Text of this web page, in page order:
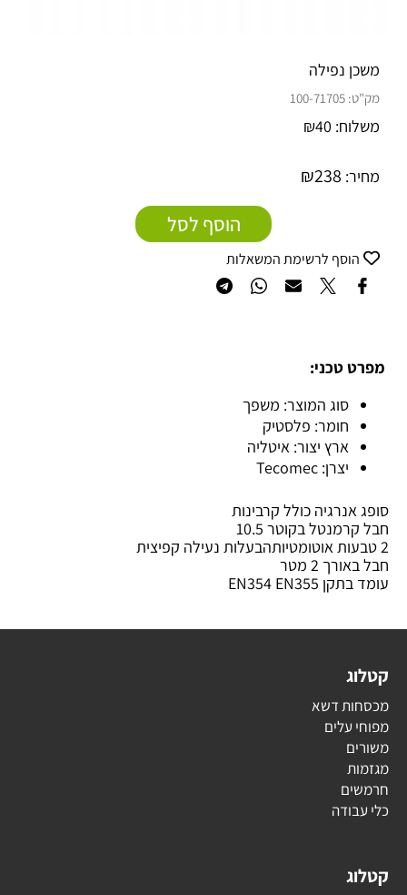
משכן נפילה
מק"ט: 100-71705
משלוח: ₪40
מחיר: ₪238
הוסף לסל
הוסף לרשימת המשאלות
מפרט טכני:
סוג המוצר: משפך
חומר: פלסטיק
ארץ יצור: איטליה
יצרן: Tecomec
סופג אנרגיה כולל קרבינות
חבל קרמנטל בקוטר 10.5
2 טבעות אוטומטיותהבעלות נעילה קפיצית
חבל באורך 2 מטר
עומד בתקן EN354 EN355
קטלוג
מכסחות דשא
מפוחי עלים
משורים
מגזמות
חרמשים
כלי עבודה
קטלוג